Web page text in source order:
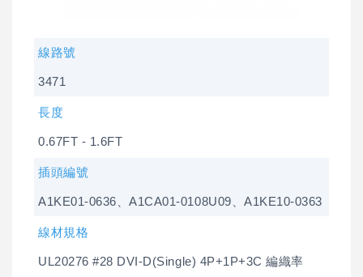
線路號
3471
長度
0.67FT - 1.6FT
插頭編號
A1KE01-0636、A1CA01-0108U09、A1KE10-0363
線材規格
UL20276 #28 DVI-D(Single) 4P+1P+3C 編織率